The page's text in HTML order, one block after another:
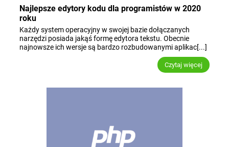
Najlepsze edytory kodu dla programistów w 2020
roku
Każdy system operacyjny w swojej bazie dołączanych
narzędzi posiada jakąś formę edytora tekstu. Obecnie
najnowsze ich wersje są bardzo rozbudowanymi aplikac[...]
Czytaj więcej